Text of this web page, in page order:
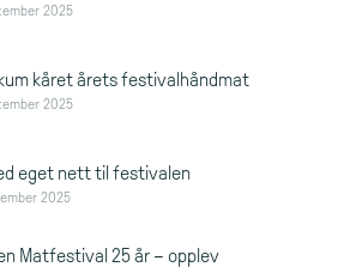
2025
kåret årets festivalhåndmat
2025
eget nett til festivalen
2025
Matfestival 25 år – opplev